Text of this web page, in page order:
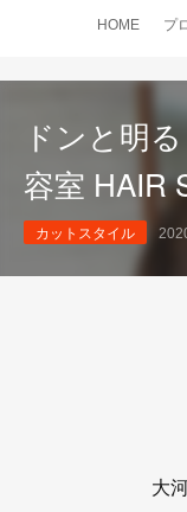
HOME プ
ドンと明
容室 HAIR
カットスタイル
大